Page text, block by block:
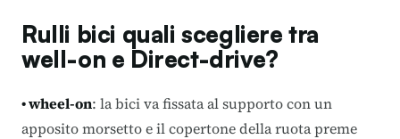
Rulli bici quali scegliere tra
well-on e Direct-drive?
• wheel-on: la bici va fissata al supporto con un
apposito morsetto e il copertone della ruota preme